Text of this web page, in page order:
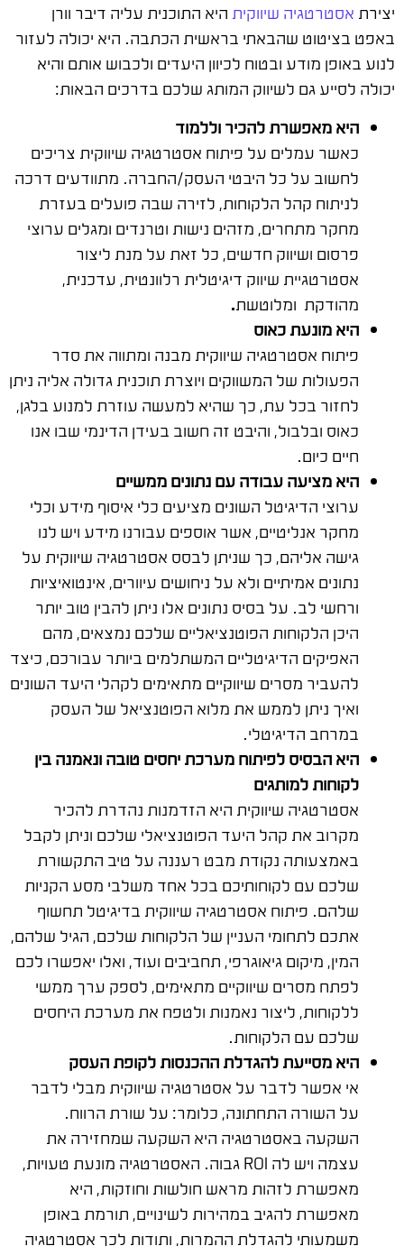
יצירת אסטרטגיה שיווקית היא התוכנית עליה דיבר וורן
באפט בציטוט שהבאתי בראשית הכתבה. היא יכולה לעזור
לנוע באופן מודע ובטוח לכיוון היעדים ולכבוש אותם והיא
יכולה לסייע גם לשיווק המותג שלכם בדרכים הבאות:
היא מאפשרת להכיר וללמוד
כאשר עמלים על פיתוח אסטרטגיה שיווקית צריכים
לחשוב על כל היבטי העסק/החברה. מתוודעים דרכה
לניתוח קהל הלקוחות, לזירה שבה פועלים בעזרת
מחקר מתחרים, מזהים נישות וטרנדים ומגלים ערוצי
פרסום ושיווק חדשים, כל זאת על מנת ליצור
אסטרטגיית שיווק דיגיטלית רלוונטית, עדכנית,
מהודקת ומלוטשת.
היא מונעת כאוס
פיתוח אסטרטגיה שיווקית מבנה ומתווה את סדר
הפעולות של המשווקים ויוצרת תוכנית גדולה אליה ניתן
לחזור בכל עת, כך שהיא למעשה עוזרת למנוע בלגן,
כאוס ובלבול, והיבט זה חשוב בעידן הדינמי שבו אנו
חיים כיום.
היא מציעה עבודה עם נתונים ממשיים
ערוצי הדיגיטל השונים מציעים כלי איסוף מידע וכלי
מחקר אנליטיים, אשר אוספים עבורנו מידע ויש לנו
גישה אליהם, כך שניתן לבסס אסטרטגיה שיווקית על
נתונים אמיתיים ולא על ניחושים עיוורים, אינטואיציות
ורחשי לב. על בסיס נתונים אלו ניתן להבין טוב יותר
היכן הלקוחות הפוטנציאליים שלכם נמצאים, מהם
האפיקים הדיגיטליים המשתלמים ביותר עבורכם, כיצד
להעביר מסרים שיווקיים מתאימים לקהלי היעד השונים
ואיך ניתן לממש את מלוא הפוטנציאל של העסק
במרחב הדיגיטלי.
היא הבסיס לפיתוח מערכת יחסים טובה ונאמנה בין
לקוחות למותגים
אסטרטגיה שיווקית היא הזדמנות נהדרת להכיר
מקרוב את קהל היעד הפוטנציאלי שלכם וניתן לקבל
באמצעותה נקודת מבט רעננה על טיב התקשורת
שלכם עם לקוחותיכם בכל אחד משלבי מסע הקניות
שלהם. פיתוח אסטרטגיה שיווקית בדיגיטל תחשוף
אתכם לתחומי העניין של הלקוחות שלכם, הגיל שלהם,
המין, מיקום גיאוגרפי, תחביבים ועוד, ואלו יאפשרו לכם
לפתח מסרים שיווקיים מתאימים, לספק ערך ממשי
ללקוחות, ליצור נאמנות ולטפח את מערכת היחסים
שלכם עם הלקוחות.
היא מסייעת להגדלת ההכנסות לקופת העסק
אי אפשר לדבר על אסטרטגיה שיווקית מבלי לדבר
על השורה התחתונה, כלומר: על שורת הרווח.
השקעה באסטרטגיה היא השקעה שמחזירה את
עצמה ויש לה ROI גבוה. האסטרטגיה מונעת טעויות,
מאפשרת לזהות מראש חולשות וחוזקות, היא
מאפשרת להגיב במהירות לשינויים, תורמת באופן
משמעותי להגדלת ההמרות, ותודות לכך אסטרטגיה